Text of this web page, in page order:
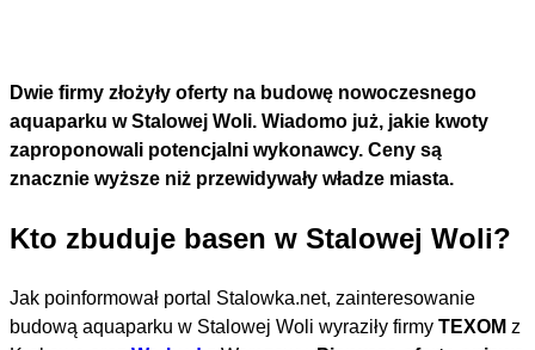
Dwie firmy złożyły oferty na budowę nowoczesnego
aquaparku w Stalowej Woli. Wiadomo już, jakie kwoty
zaproponowali potencjalni wykonawcy. Ceny są
znacznie wyższe niż przewidywały władze miasta.
Kto zbuduje basen w Stalowej Woli?
Jak poinformował portal Stalowka.net, zainteresowanie
budową aquaparku w Stalowej Woli wyraziły firmy TEXOM z